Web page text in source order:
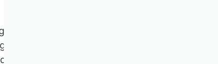
komplizierte
Wartezeiten auf
Wir haben den